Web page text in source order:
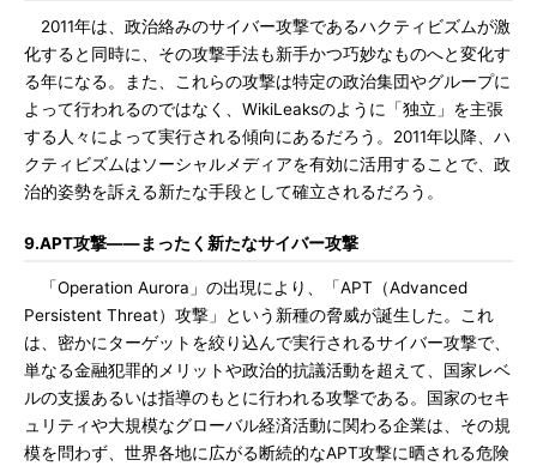
2011年は、政治絡みのサイバー攻撃であるハクティビズムが激
化すると同時に、その攻撃手法も新手かつ巧妙なものへと変化す
る年になる。また、これらの攻撃は特定の政治集団やグループに
よって行われるのではなく、WikiLeaksのように「独立」を主張
する人々によって実行される傾向にあるだろう。2011年以降、ハ
クティビズムはソーシャルメディアを有効に活用することで、政
治的姿勢を訴える新たな手段として確立されるだろう。
9.APT攻撃――まったく新たなサイバー攻撃
「Operation Aurora」の出現により、「APT（Advanced
Persistent Threat）攻撃」という新種の脅威が誕生した。これ
は、密かにターゲットを絞り込んで実行されるサイバー攻撃で、
単なる金融犯罪的メリットや政治的抗議活動を超えて、国家レベ
ルの支援あるいは指導のもとに行われる攻撃である。国家のセキ
ュリティや大規模なグローバル経済活動に関わる企業は、その規
模を問わず、世界各地に広がる断続的なAPT攻撃に晒される危険